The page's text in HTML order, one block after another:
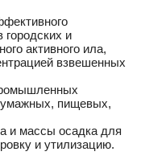
городских и
активного ила,
взвешенных
пищевых,
и массы осадка для
и утилизацию.